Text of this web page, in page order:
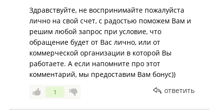
Здравствуйте, не воспринимайте пожалуйста
лично на свой счет, с радостью поможем Вам и
решим любой запрос при условие, что
обращение будет от Вас лично, или от
коммерческой организации в которой Вы
работаете. А если напомните про этот
комментарий, мы предоставим Вам бонус))
1 ответить